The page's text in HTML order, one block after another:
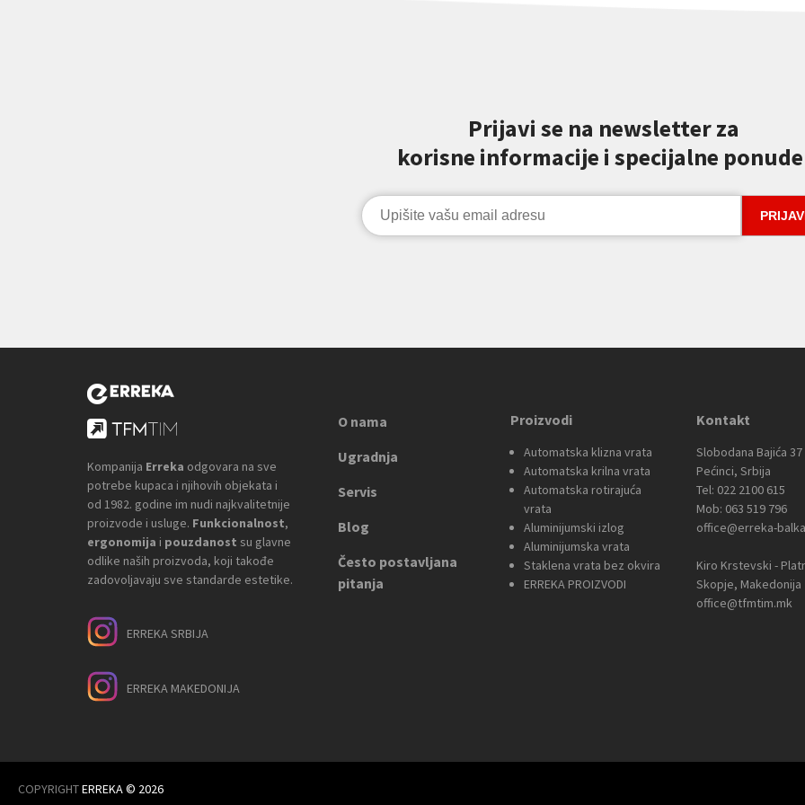
Prijavi se na newsletter za
korisne informacije i specijalne
Kompanija Erreka odgovara na sve
potrebe kupaca i njihovih objekata i
od 1982. godine im nudi najkvalitetnije
proizvode i usluge. Funkcionalnost,
ergonomija i pouzdanost su glavne
odlike naših proizvoda, koji takođe
zadovoljavaju sve standarde estetike.
ERREKA SRBIJA
ERREKA MAKEDONIJA
O nama
Ugradnja
Servis
Blog
Često postavljana
pitanja
Proizvodi
Automatska klizna vrata
Automatska krilna vrata
Automatska rotirajuća
vrata
Aluminijumski izlog
Aluminijumska vrata
Staklena vrata bez okvira
ERREKA PROIZVODI
Kontakt
Slobodana Bajića 37
Pećinci, Srbija
Tel: 022 2100 615
Mob: 063 519 796
office@erreka-
Kiro Krstevski -
Skopje, Makedonija
office@tfmtim.mk
COPYRIGHTERREKA © 2026